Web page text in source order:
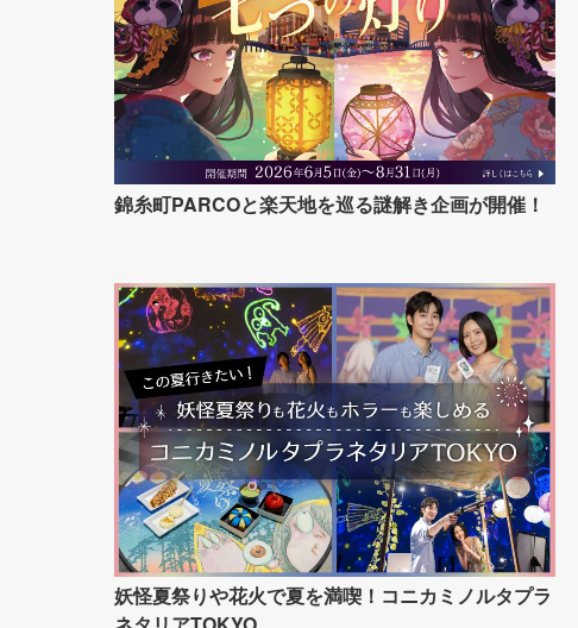
錦糸町PARCOと楽天地を巡る謎解き企画が開催！
妖怪夏祭りや花火で夏を満喫！コニカミノルタプラ